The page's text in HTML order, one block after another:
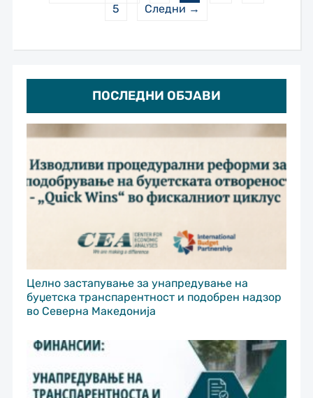
ПОСЛЕДНИ ОБЈАВИ
Целно застапување за унапредување на
буџетска транспарентност и подобрен надзор
во Северна Македонија
5
Следни →